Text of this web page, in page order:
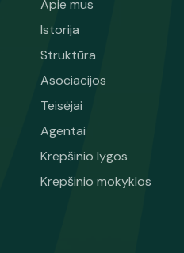
Apie mus
Istorija
Struktūra
Asociacijos
Teisėjai
Agentai
Krepšinio lygos
Krepšinio mokyklos